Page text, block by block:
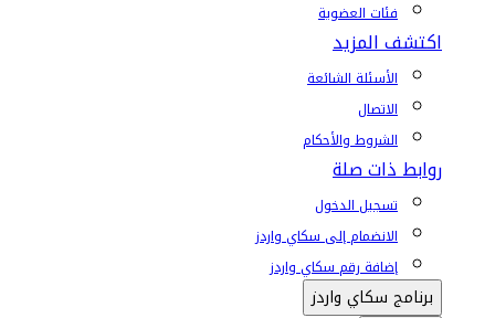
فئات العضوية
اكتشف المزيد
الأسئلة الشائعة
الاتصال
الشروط والأحكام
روابط ذات صلة
تسجيل الدخول
الانضمام إلى سكاي واردز
إضافة رقم سكاي واردز
برنامج سكاي واردز